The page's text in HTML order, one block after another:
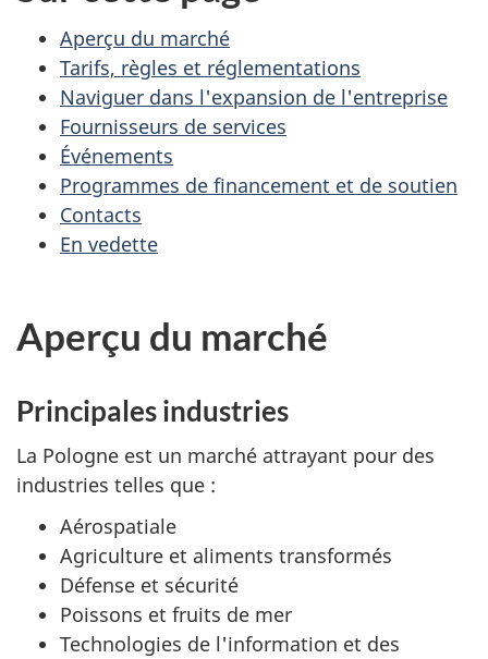
Aperçu du marché
Tarifs, règles et réglementations
Naviguer dans l'expansion de l'entreprise
Fournisseurs de services
Événements
Programmes de financement et de soutien
Contacts
En vedette
Aperçu du marché
Principales industries
La Pologne est un marché attrayant pour des
industries telles que :
Aérospatiale
Agriculture et aliments transformés
Défense et sécurité
Poissons et fruits de mer
Technologies de l'information et des